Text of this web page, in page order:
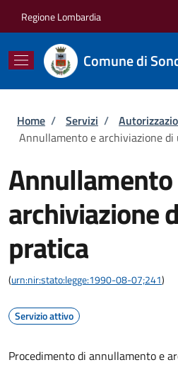
Regione Lombardia
Comune di
Briciole di pane
Home / Servizi /
Annullamento e archiviazione di
Annullamento
archiviazione
pratica
(urn:nir:stato:legge:1990-08-07;241)
Servizio attivo
Procedimento di annullamento e